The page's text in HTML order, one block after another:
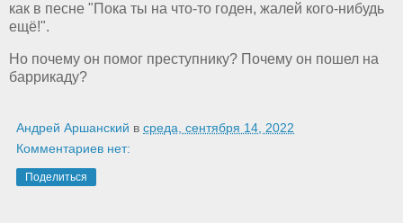
как в песне "Пока ты на что-то годен, жалей кого-нибудь
ещё!".
Но почему он помог преступнику? Почему он пошел на
баррикаду?
Андрей Аршанский в среда, сентября 14, 2022
Комментариев нет:
Поделиться